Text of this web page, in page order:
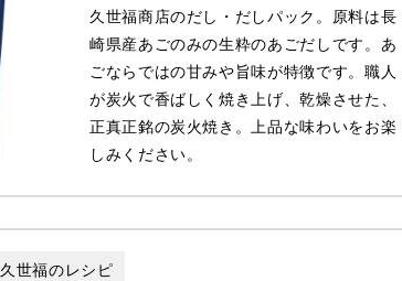
久世福商店のだし・だしパック。原料は長
崎県産あごのみの生粋のあごだしです。あ
ごならではの甘みや旨味が特徴です。職人
が炭火で香ばしく焼き上げ、乾燥させた、
正真正銘の炭火焼き。上品な味わいをお楽
しみください。
久世福のレシピ